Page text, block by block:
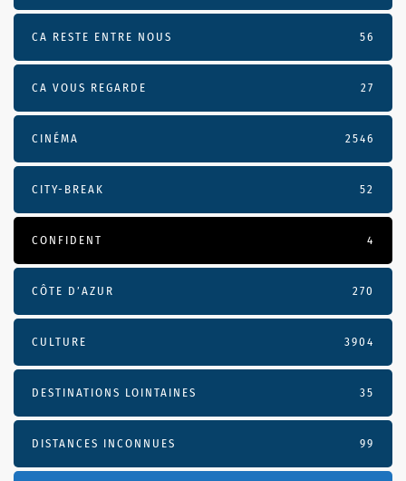
CA RESTE ENTRE NOUS 56
CA VOUS REGARDE 27
CINÉMA 2546
CITY-BREAK 52
CONFIDENT 4
CÔTE D’AZUR 270
CULTURE 3904
DESTINATIONS LOINTAINES 35
DISTANCES INCONNUES 99